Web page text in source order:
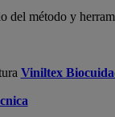
del método y
Viniltex